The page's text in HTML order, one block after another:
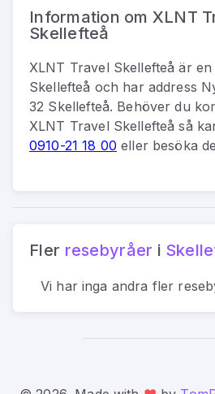
Information om XLNT
Skellefteå
XLNT Travel Skellefteå är en
Skellefteå och har address
32 Skellefteå. Behöver du
XLNT Travel Skellefteå så
0910-21 18 00 eller besöka
Fler resebyråer i
Vi har inga andra fler